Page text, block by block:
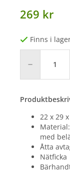
269 kr
Finns i
22 x 29
med
Åtta
Nätficka